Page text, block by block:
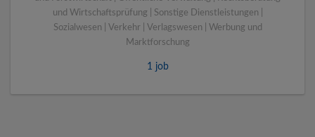
und Wirtschaftsprüfung | Sonstige Dienstleistungen |
Sozialwesen | Verkehr | Verlagswesen | Werbung und
Marktforschung
1 job